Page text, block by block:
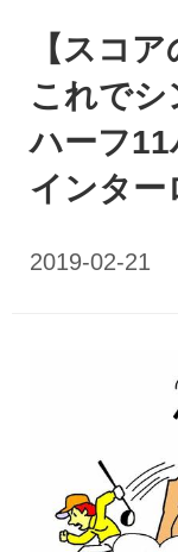
【スコ
これでシ
ハーフ
インター